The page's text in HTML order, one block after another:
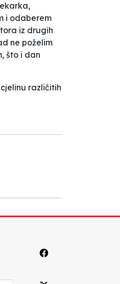
i odaberem
iz drugih
ne poželim
što i dan
različitih